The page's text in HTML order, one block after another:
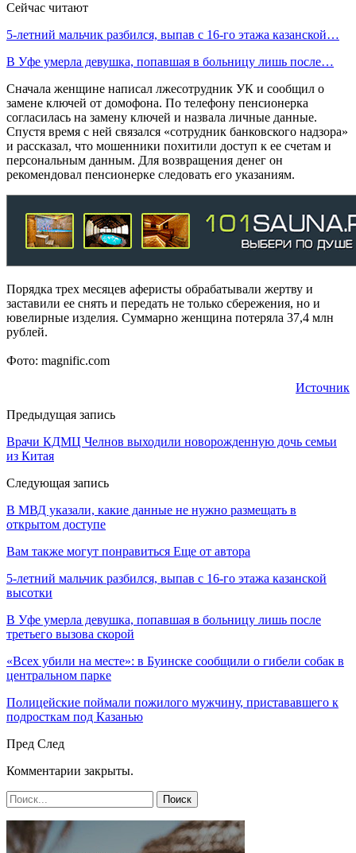
Сейчас читают
5-летний мальчик разбился, выпав с 16-го этажа казанской…
В Уфе умерла девушка, попавшая в больницу лишь после…
Сначала женщине написал лжесотрудник УК и сообщил о
замене ключей от домофона. По телефону пенсионерка
согласилась на замену ключей и назвала личные данные.
Спустя время с ней связался «сотрудник банковского надзора»
и рассказал, что мошенники похитили доступ к ее счетам и
персональным данным. Для возвращения денег он
рекомендовал пенсионерке следовать его указаниям.
Порядка трех месяцев аферисты обрабатывали жертву и
заставили ее снять и передать не только сбережения, но и
ювелирные изделия. Суммарно женщина потеряла 37,4 млн
рублей.
Фото: magnific.com
Источник
Предыдущая запись
Врачи КДМЦ Челнов выходили новорожденную дочь семьи
из Китая
Следующая запись
В МВД указали, какие данные не нужно размещать в
открытом доступе
Вам также могут понравиться Еще от автора
5-летний мальчик разбился, выпав с 16-го этажа казанской
высотки
В Уфе умерла девушка, попавшая в больницу лишь после
третьего вызова скорой
«Всех убили на месте»: в Буинске сообщили о гибели собак в
центральном парке
Полицейские поймали пожилого мужчину, пристававшего к
подросткам под Казанью
Пред След
Комментарии закрыты.